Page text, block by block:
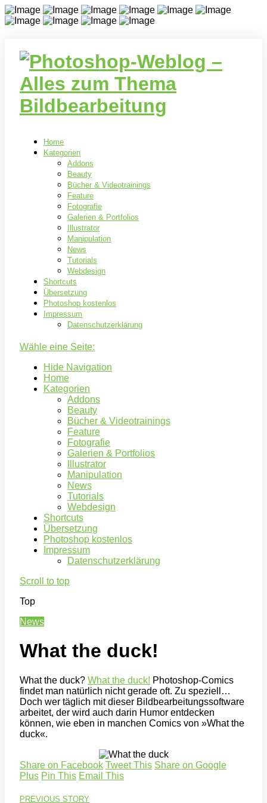
Home
Kategorien
Addons
Beauty
Bücher & Videotrainings
Feature
Fotografie
Galerien & Portfolios
Illustrator
Manipulation
News
Tutorials
Webdesign
Shortcuts
Übersetzung
Photoshop kostenlos
Impressum
Datenschutzerklärung
Wähle eine Seite:
Hide Navigation
Home
Kategorien
Addons
Beauty
Bücher & Videotrainings
Feature
Fotografie
Galerien & Portfolios
Illustrator
Manipulation
News
Tutorials
Webdesign
Shortcuts
Übersetzung
Photoshop kostenlos
Impressum
Datenschutzerklärung
Scroll to top
Top
News
What the duck!
What the duck? What the duck! Photoshop-Comics
findet man natürlich nicht gerade oft. Zu speziell…
Doch wer täglich mit dieser Bildbearbeitungssoftware
arbeitet, der wird auch darin Humor entdecken
können, wie eben in manchen Comics von »What the
duck«.
Share on Facebook Tweet This Share on Google
Plus Pin This Email This
PREVIOUS STORY